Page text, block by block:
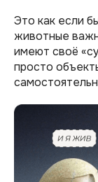
Это как если
животные
имеют своё
просто